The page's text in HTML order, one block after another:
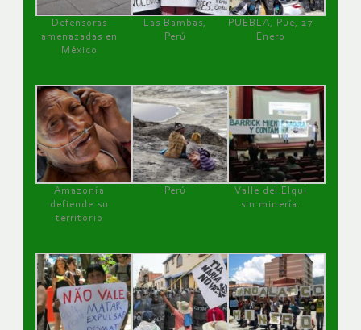
Defensoras
amenazadas en
México
Las Bambas,
Perú
PUEBLA, Pue, 27
Enero
Amazonía
defiende su
territorio
Perú
Valle del Elqui
sin minería.